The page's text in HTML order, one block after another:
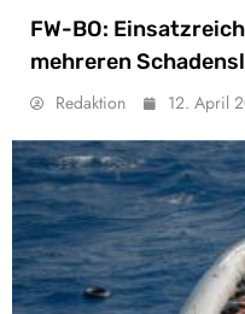
FW-BO:
mehreren
Redaktion 12. April